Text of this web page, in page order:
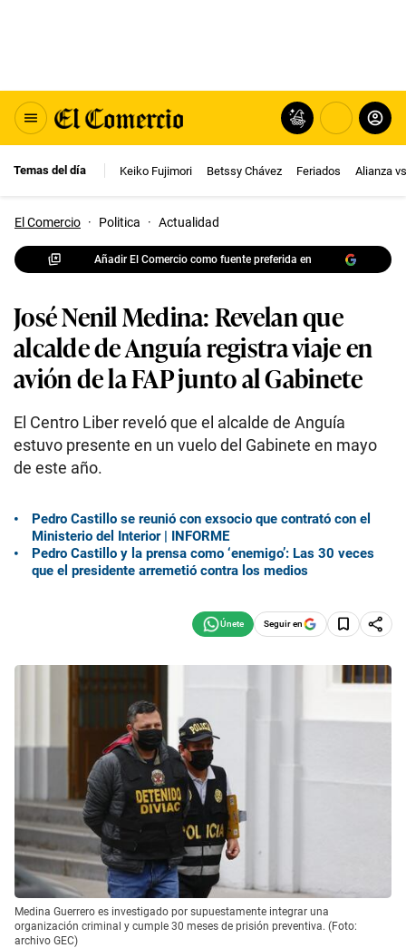
Temas del día Keiko Fujimori Betssy Chávez Feriados Alianza
El Comercio · Politica · Actualidad
Añadir El Comercio como fuente preferida en
José Nenil Medina: Revelan que
alcalde de Anguía registra viaje en
avión de la FAP junto al Gabinete
El Centro Liber reveló que el alcalde de Anguía
estuvo presente en un vuelo del Gabinete en mayo
de este año.
Pedro Castillo se reunió con exsocio que contrató con el
Ministerio del Interior | INFORME
Pedro Castillo y la prensa como ‘enemigo’: Las 30 veces
que el presidente arremetió contra los medios
Seguir en
Medina Guerrero es investigado por supuestamente integrar una
organización criminal y cumple 30 meses de prisión preventiva. (Foto:
archivo GEC)